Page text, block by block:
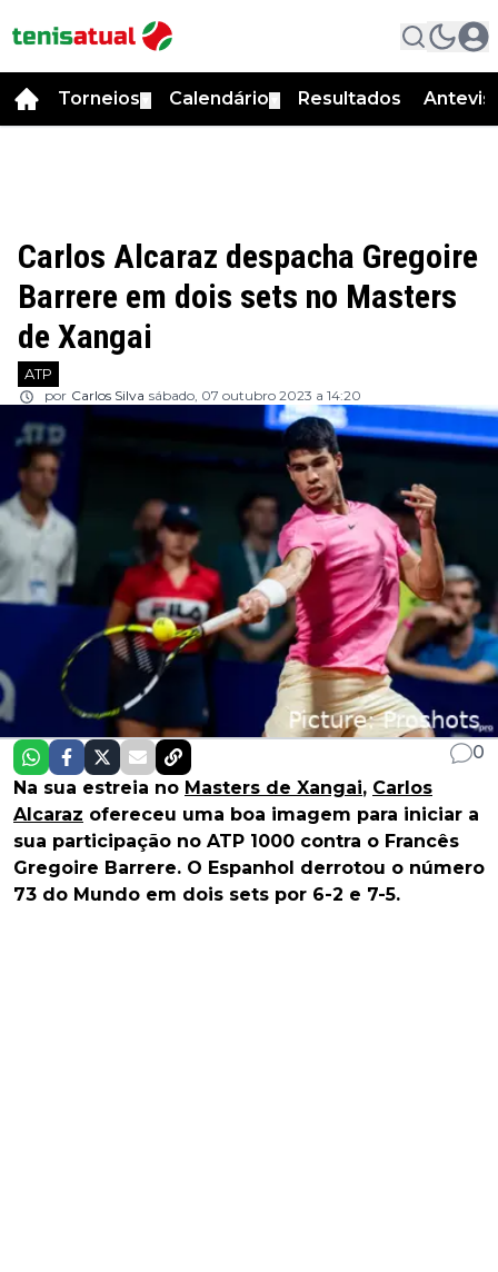
Torneios Calendário Resultados
Carlos Alcaraz despacha Gregoire
Barrere em dois sets no Masters
de Xangai
ATP
por Carlos Silva sábado, 07 outubro 2023 a 14:20
0
Na sua estreia no Masters de Xangai, Carlos
Alcaraz ofereceu uma boa imagem para iniciar a
sua participação no ATP 1000 contra o Francês
Gregoire Barrere. O Espanhol derrotou o número
73 do Mundo em dois sets por 6-2 e 7-5.